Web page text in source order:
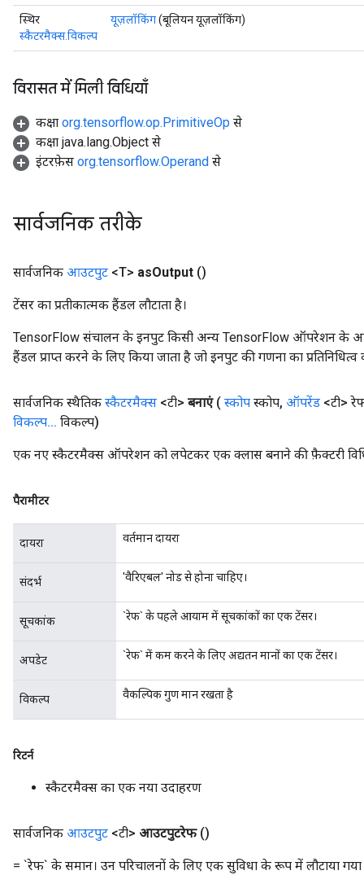
स्थिर
स्कैटरमैक्स.विकल्प
यूज़लॉकिंग(बूलियन यूज़लॉकिंग)
विरासत में मिली विधियाँ
कक्षा org.tensorflow.op.PrimitiveOp से
कक्षा java.lang.Object से
इंटरफ़ेस org.tensorflow.Operand से
सार्वजनिक तरीके
सार्वजनिक आउटपुट <T> asOutput ()
टेंसर का प्रतीकात्मक हैंडल लौटाता है।
TensorFlow संचालन के इनपुट किसी अन्य TensorFlow ऑपरेशन के
हैंडल प्राप्त करने के लिए किया जाता है जो इनपुट की गणना का प्रतिनिधित्व
सार्वजनिक स्थैतिक स्कैटरमैक्स <टी> बनाएं ( स्कोप स्कोप, ऑपरेंड <टी>
विकल्प... विकल्प)
एक नए स्कैटरमैक्स ऑपरेशन को लपेटकर एक क्लास बनाने की फ़ैक्टरी
पैरामीटर
दायरा वर्तमान दायरा
संदर्भ 'वैरिएबल' नोड से होना चाहिए।
सूचकांक `रेफ` के पहले आयाम में सूचकांकों का एक टेंसर।
अपडेट `रेफ` में कम करने के लिए अद्यतन मानों का एक टेंसर।
विकल्प वैकल्पिक गुण मान रखता है
रिटर्न
स्कैटरमैक्स का एक नया उदाहरण
सार्वजनिक आउटपुट <टी> आउटपुटरेफ ()
= `रेफ` के समान। उन परिचालनों के लिए एक सुविधा के रूप में लौटाया गया